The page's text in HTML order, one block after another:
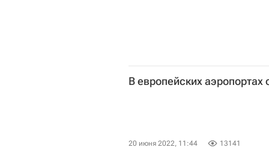
В европейских
20 июня 2022, 11:44 13141